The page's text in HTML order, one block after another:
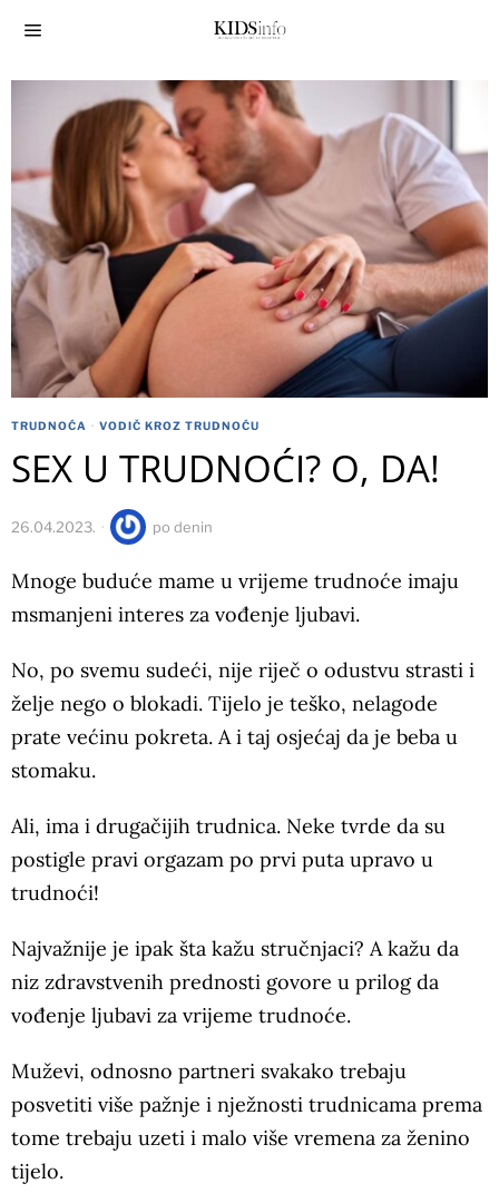
TRUDNOĆA · VODIČ KROZ TRUDNOĆU
SEX U TRUDNOĆI? O, DA!
26.04.2023. po denin
Mnoge buduće mame u vrijeme trudnoće imaju
msmanjeni interes za vođenje ljubavi.
No, po svemu sudeći, nije riječ o odustvu strasti i
želje nego o blokadi. Tijelo je teško, nelagode
prate većinu pokreta. A i taj osjećaj da je beba u
stomaku.
Ali, ima i drugačijih trudnica. Neke tvrde da su
postigle pravi orgazam po prvi puta upravo u
trudnoći!
Najvažnije je ipak šta kažu stručnjaci? A kažu da
niz zdravstvenih prednosti govore u prilog da
vođenje ljubavi za vrijeme trudnoće.
Muževi, odnosno partneri svakako trebaju
posvetiti više pažnje i nježnosti trudnicama prema
tome trebaju uzeti i malo više vremena za ženino
tijelo.